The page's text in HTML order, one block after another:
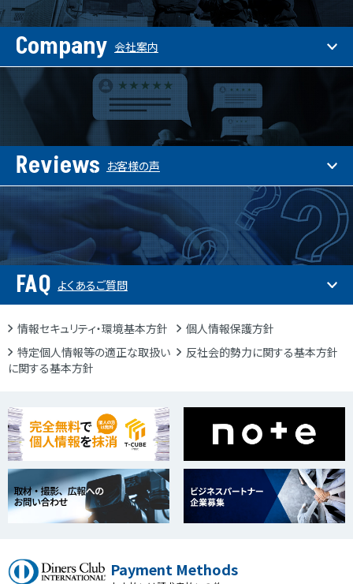
Company 会社案内
Reviews お客様の声
FAQ よくあるご質問
情報セキュリティ・環境基本方針
個人情報保護方針
特定個人情報等の適正な取扱い
に関する基本方針
反社会的勢力に関する基本方針
Payment Methods